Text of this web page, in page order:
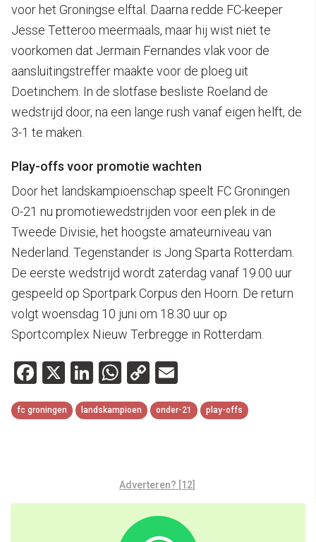
voor het Groningse elftal. Daarna redde FC-keeper
Jesse Tetteroo meermaals, maar hij wist niet te
voorkomen dat Jermain Fernandes vlak voor de
aansluitingstreffer maakte voor de ploeg uit
Doetinchem. In de slotfase besliste Roeland de
wedstrijd door, na een lange rush vanaf eigen helft, de
3-1 te maken.
Play-offs voor promotie wachten
Door het landskampioenschap speelt FC Groningen
O-21 nu promotiewedstrijden voor een plek in de
Tweede Divisie, het hoogste amateurniveau van
Nederland. Tegenstander is Jong Sparta Rotterdam.
De eerste wedstrijd wordt zaterdag vanaf 19.00 uur
gespeeld op Sportpark Corpus den Hoorn. De return
volgt woensdag 10 juni om 18.30 uur op
Sportcomplex Nieuw Terbregge in Rotterdam.
Facebook
X LinkedIn
WhatsApp
Copy
Link
fc groningen landskampioen onder-21 play-offs
Adverteren? [12]